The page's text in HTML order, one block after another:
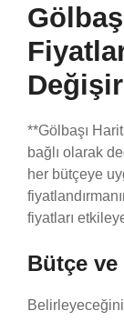
**Gölbaşı
bağlı olarak
her bütçeye
fiyatları
Bütçe ve